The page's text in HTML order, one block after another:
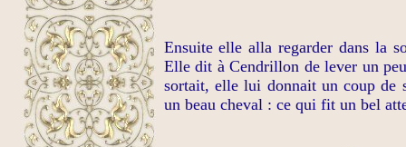
Ensuite elle alla regarder dans la
Elle dit à Cendrillon de lever un
sortait, elle lui donnait un coup de
un beau cheval : ce qui fit un bel